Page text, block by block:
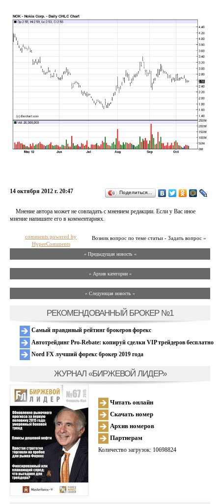
14 октября 2012 г. 20:47 Поделиться…
Мнение автора может не совпадать с мнением редакции. Если у Вас иное
мнение напишите его в комментариях.
Возник вопрос по теме статьи - Задать вопрос »
comments powered by
HyperComments
« Предыдущая новость «
» Архив категории «
» Следующая новость »
РЕКОМЕНДОВАННЫЙ БРОКЕР №1
Самый правдивый рейтинг брокеров форекс
Автотрейдинг Pro-Rebate: копируй сделки VIP трейдеров бесплатно
Nord FX лучший форекс брокер 2019 года
ЖУРНАЛ «БИРЖЕВОЙ ЛИДЕР»
Читать онлайн
Скачать номер
Архив номеров
Партнерам
Количество загрузок: 10698824